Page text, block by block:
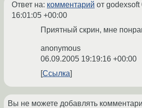
Ответ на: комментарий от godexsoft
16:01:05 +00:00
Приятный скрин, мне
anonymous
06.09.2005 19:19:16 +00:00
Ссылка
Вы не можете добавлять